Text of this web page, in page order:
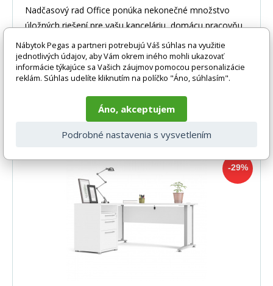
Nadčasový rad Office ponúka nekonečné množstvo
úložných riešení pre vašu kanceláriu, domácu pracovňu
5-10 prac. dnů
-29%
Nábytok Pegas a partneri potrebujú Váš súhlas na využitie
jednotlivých údajov, aby Vám okrem iného mohli ukazovať
informácie týkajúce sa Vašich záujmov pomocou personalizácie
reklám. Súhlas udelíte kliknutím na políčko "Áno, súhlasím".
Áno, akceptujem
Podrobné nastavenia s vysvetlením